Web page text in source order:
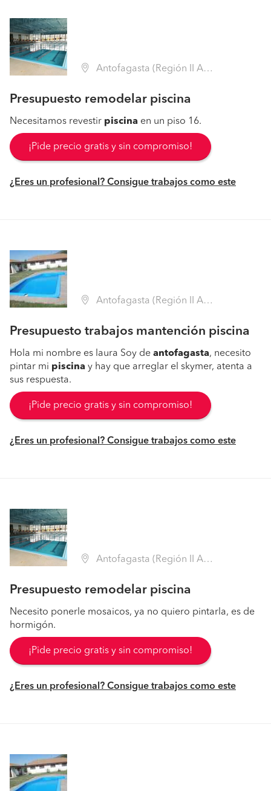
Antofagasta (Región II Antofagasta - Antofagasta)
Presupuesto remodelar piscina
Necesitamos revestir piscina en un piso 16.
¡Pide precio gratis y sin compromiso!
¿Eres un profesional? Consigue trabajos como este
Antofagasta (Región II Antofagasta - Antofagasta)
Presupuesto trabajos mantención piscina
Hola mi nombre es laura Soy de antofagasta, necesito
pintar mi piscina y hay que arreglar el skymer, atenta a
sus respuesta.
¡Pide precio gratis y sin compromiso!
¿Eres un profesional? Consigue trabajos como este
Antofagasta (Región II Antofagasta - Antofagasta)
Presupuesto remodelar piscina
Necesito ponerle mosaicos, ya no quiero pintarla, es de
hormigón.
¡Pide precio gratis y sin compromiso!
¿Eres un profesional? Consigue trabajos como este